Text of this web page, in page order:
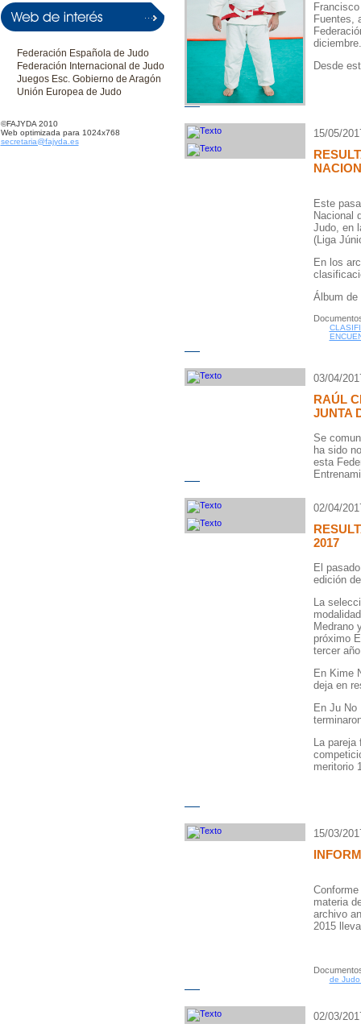
Federación Española de Judo
Federación Internacional de Judo
Juegos Esc. Gobierno de Aragón
Unión Europea de Judo
©FAJYDA 2010
Web optimizada para 1024x768
secretaria@fajyda.es
Fuentes,
diciembre.
Desde
15/05/
Este
Nacional
Judo, en
(Liga
En los
Álbum
03/04/
RAÚL
JUNTA
Se
ha sido
esta
02/04/
2017
El
edición
La
Medrano
próximo
tercer
En Kime
deja en
En Ju No
La
meritorio
15/03/
materia
archivo
2015
de
02/03/